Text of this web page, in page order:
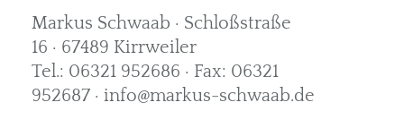
Markus Schwaab · Schloßstraße
16 · 67489 Kirrweiler
Tel.: 06321 952686 · Fax: 06321
952687 · info@markus-schwaab.de